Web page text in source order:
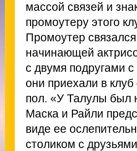
массой связей и
промоутеру этого
Промоутер
начинающей
с двумя подругами
они приехали в
пол. «У Талулы был
Маска и Райли
виде ее
столиком с